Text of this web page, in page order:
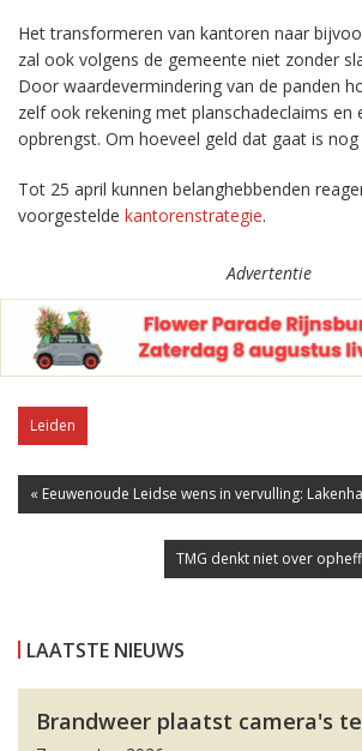
Het transformeren van kantoren naar
zal ook volgens de gemeente niet zonder
Door waardevermindering van de panden
zelf ook rekening met planschadeclaims en
opbrengst. Om hoeveel geld dat gaat is nog
Tot 25 april kunnen belanghebbenden
voorgestelde kantorenstrategie.
Advertentie
Leiden
« Eeuwenoude Leidse wens in vervulling:
TMG denkt niet over
LAATSTE NIEUWS
Brandweer plaatst camera's